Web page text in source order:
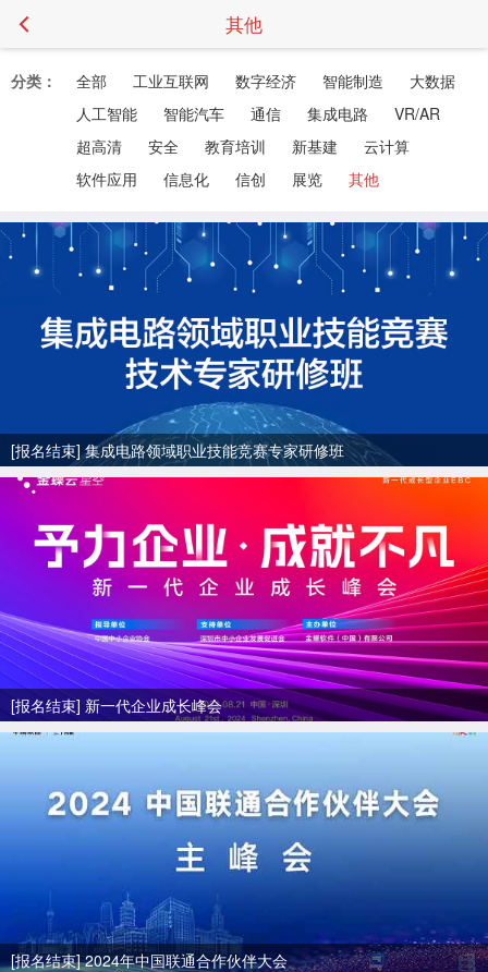
其他
分类： 全部 工业互联网 数字经济 智能制造
大数据
人工智能
智能汽车 通信 集成电路
VR/AR
超高清
安全 教育培训 新基建
云计算
软件应用
信息化 信创 展览 其他
[报名结束] 集成电路领域职业技能竞赛专家研修班
[报名结束] 新一代企业成长峰会
[报名结束] 2024年中国联通合作伙伴大会